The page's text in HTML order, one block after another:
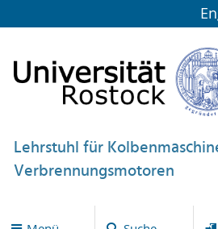
Lehrstuhl für
Verbrennungsmotoren